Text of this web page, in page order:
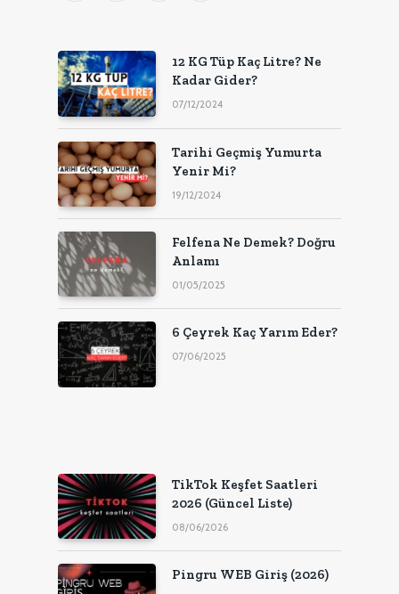
12 KG Tüp Kaç Litre? Ne
Kadar Gider?
07/12/2024
Tarihi Geçmiş Yumurta
Yenir Mi?
19/12/2024
Felfena Ne Demek? Doğru
Anlamı
01/05/2025
6 Çeyrek Kaç Yarım Eder?
07/06/2025
TikTok Keşfet Saatleri
2026 (Güncel Liste)
08/06/2026
Pingru WEB Giriş (2026)